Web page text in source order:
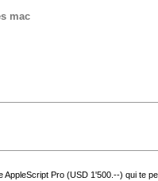
mac
AppleScript Pro (USD 1'500.--) qui te